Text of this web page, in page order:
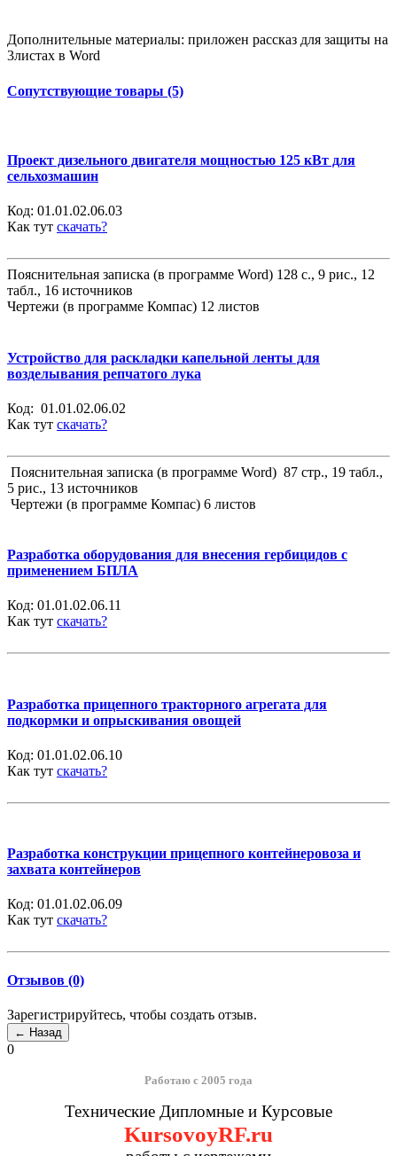
Дополнительные материалы: приложен рассказ для защиты на
3листах в Word
Сопутствующие товары (5)
Проект дизельного двигателя мощностью 125 кВт для
сельхозмашин
Код: 01.01.02.06.03
Как тут скачать?
Пояснительная записка (в программе Word) 128 с., 9 рис., 12
табл., 16 источников
Чертежи (в программе Компас) 12 листов
Устройство для раскладки капельной ленты для
возделывания репчатого лука
Код: 01.01.02.06.02
Как тут скачать?
Пояснительная записка (в программе Word) 87 стр., 19 табл.,
5 рис., 13 источников
Чертежи (в программе Компас) 6 листов
Разработка оборудования для внесения гербицидов с
применением БПЛА
Код: 01.01.02.06.11
Как тут скачать?
Разработка прицепного тракторного агрегата для
подкормки и опрыскивания овощей
Код: 01.01.02.06.10
Как тут скачать?
Разработка конструкции прицепного контейнеровоза и
захвата контейнеров
Код: 01.01.02.06.09
Как тут скачать?
Отзывов (0)
Зарегистрируйтесь, чтобы создать отзыв.
0
Работаю с 2005 года
Технические Дипломные и Курсовые
KursovoyRF.ru